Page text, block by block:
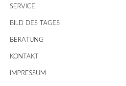
SERVICE
BILD DES TAGES
BERATUNG
KONTAKT
IMPRESSUM